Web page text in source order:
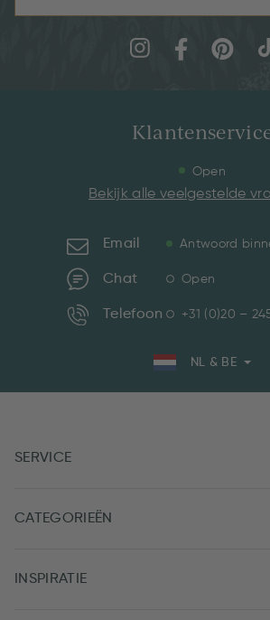
Open
Bekijk alle veelgestelde
Email Antwoord
Chat Open
Telefoon +31 (0)20 –
NL & BE
SERVICE
CATEGORIEËN
INSPIRATIE